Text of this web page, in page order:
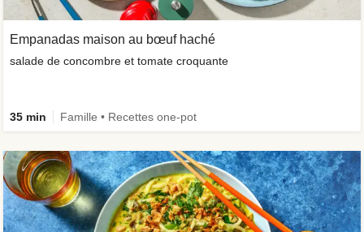
Empanadas maison au bœuf haché
salade de concombre et tomate croquante
35 min Famille • Recettes one-pot